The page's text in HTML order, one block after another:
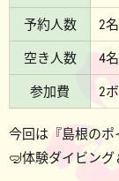
予約人数
2名
空き人数
4名
参加費
2
今回は『島根のポ
🤿体験ダイビング